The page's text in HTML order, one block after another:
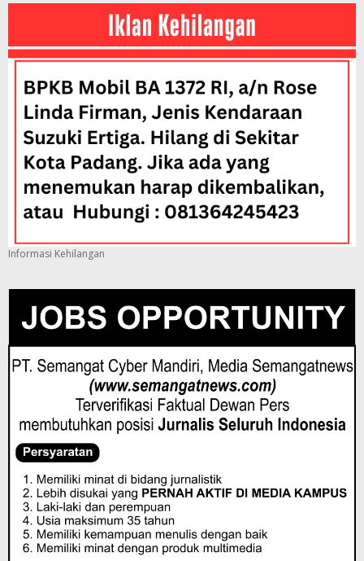
Informasi Kehilangan